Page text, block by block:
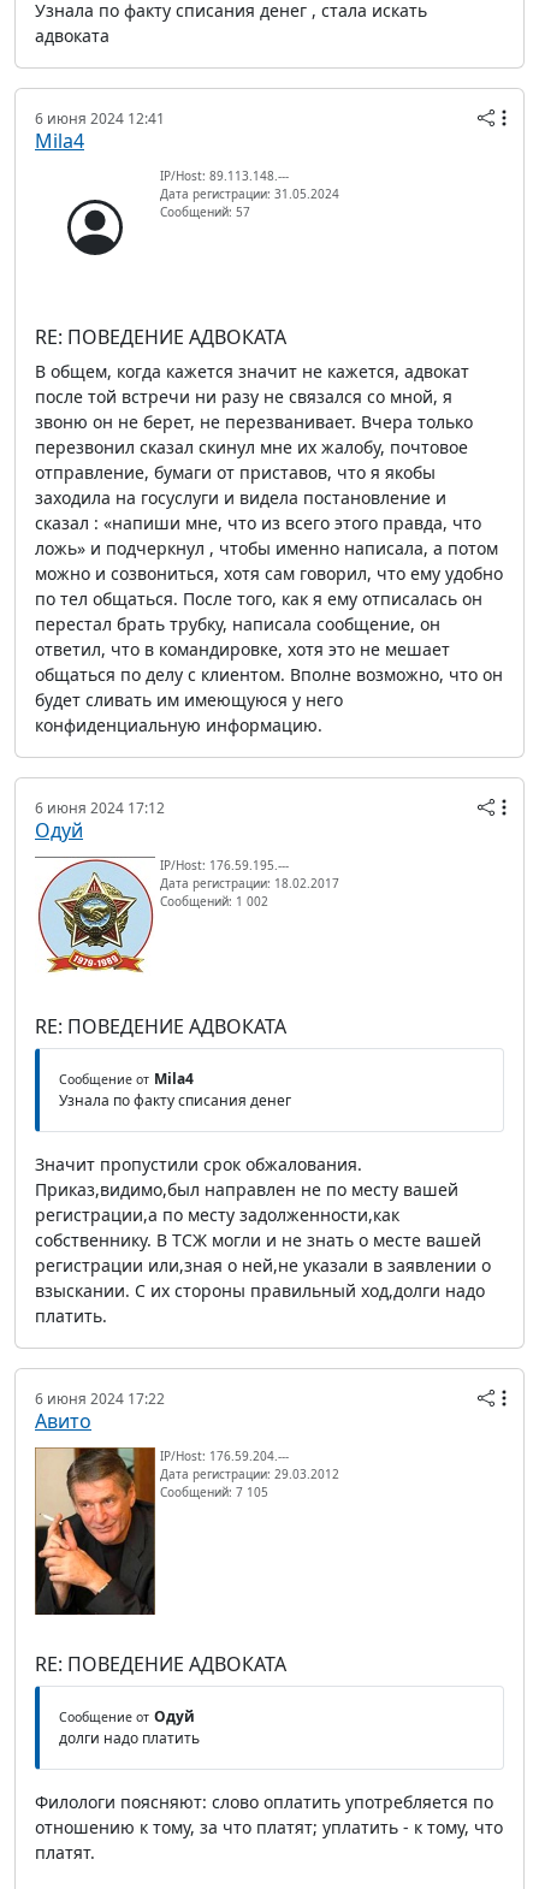
Узнала по факту списания денег , стала искать
адвоката
6 июня 2024 12:41
Mila4
IP/Host: 89.113.148.---
Дата регистрации: 31.05.2024
Сообщений: 57
RE: ПОВЕДЕНИЕ АДВОКАТА
В общем, когда кажется значит не кажется, адвокат
после той встречи ни разу не связался со мной, я
звоню он не берет, не перезванивает. Вчера только
перезвонил сказал скинул мне их жалобу, почтовое
отправление, бумаги от приставов, что я якобы
заходила на госуслуги и видела постановление и
сказал : «напиши мне, что из всего этого правда, что
ложь» и подчеркнул , чтобы именно написала, а потом
можно и созвониться, хотя сам говорил, что ему удобно
по тел общаться. После того, как я ему отписалась он
перестал брать трубку, написала сообщение, он
ответил, что в командировке, хотя это не мешает
общаться по делу с клиентом. Вполне возможно, что он
будет сливать им имеющуюся у него
конфиденциальную информацию.
6 июня 2024 17:12
Одуй
IP/Host: 176.59.195.---
Дата регистрации: 18.02.2017
Сообщений: 1 002
RE: ПОВЕДЕНИЕ АДВОКАТА
Сообщение от Mila4
Узнала по факту списания денег
Значит пропустили срок обжалования.
Приказ,видимо,был направлен не по месту вашей
регистрации,а по месту задолженности,как
собственнику. В ТСЖ могли и не знать о месте вашей
регистрации или,зная о ней,не указали в заявлении о
взыскании. С их стороны правильный ход,долги надо
платить.
6 июня 2024 17:22
Авито
IP/Host: 176.59.204.---
Дата регистрации: 29.03.2012
Сообщений: 7 105
RE: ПОВЕДЕНИЕ АДВОКАТА
Сообщение от Одуй
долги надо платить
Филологи поясняют: слово оплатить употребляется по
отношению к тому, за что платят; уплатить - к тому, что
платят.